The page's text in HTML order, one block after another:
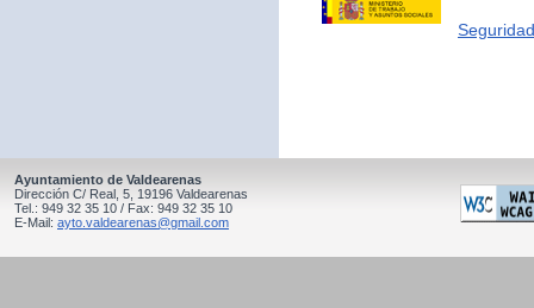
Ayuntamiento de Valdearenas
Dirección C/ Real, 5, 19196 Valdearenas
Tel.: 949 32 35 10 / Fax: 949 32 35 10
E-Mail: ayto.valdearenas@gmail.com